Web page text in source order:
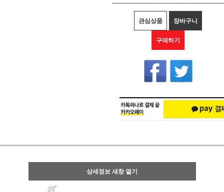
관심상품 장바구니
구매하기
상세정보 새창 열기